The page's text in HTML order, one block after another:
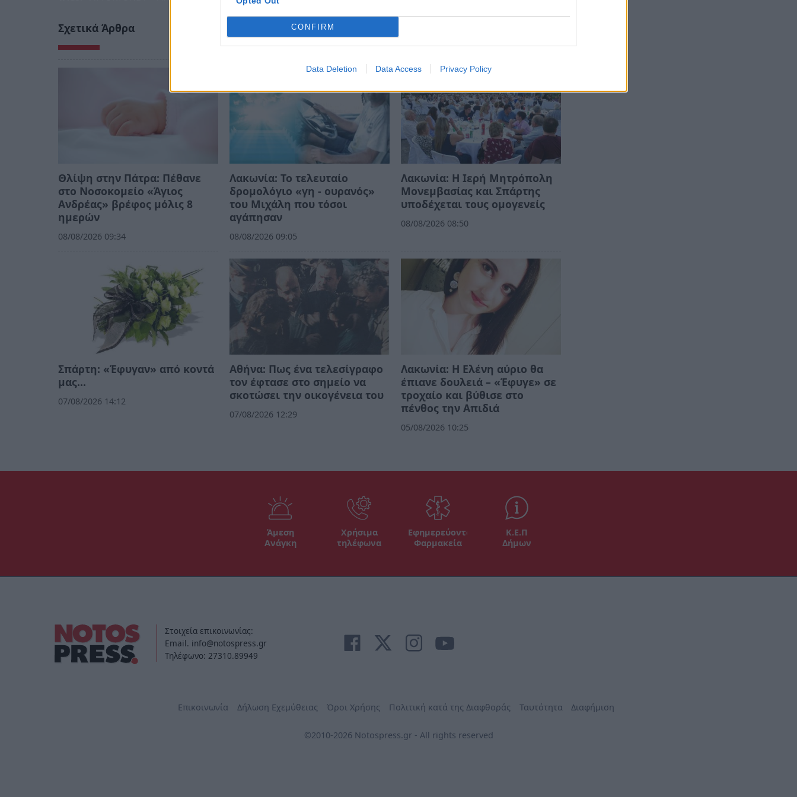
CONFIRM
Data Deletion Data Access Privacy Policy
Σχετικά Άρθρα
Θλίψη στην Πάτρα: Πέθανε
στο Νοσοκομείο «Άγιος
Ανδρέας» βρέφος μόλις 8
ημερών
08/08/2026 09:34
Λακωνία: Το τελευταίο
δρομολόγιο «γη - ουρανός»
του Μιχάλη που τόσοι
αγάπησαν
08/08/2026 09:05
Λακωνία: Η Ιερή Μητρόπολη
Μονεμβασίας και Σπάρτης
υποδέχεται τους ομογενείς
08/08/2026 08:50
Σπάρτη: «Έφυγαν» από κοντά
μας…
07/08/2026 14:12
Αθήνα: Πως ένα τελεσίγραφο
τον έφτασε στο σημείο να
σκοτώσει την οικογένεια του
07/08/2026 12:29
Λακωνία: Η Ελένη αύριο θα
έπιανε δουλειά – «Έφυγε» σε
τροχαίο και βύθισε στο
πένθος την Απιδιά
05/08/2026 10:25
Άμεση
Ανάγκη
Χρήσιμα
τηλέφωνα
Εφημερεύοντα
Φαρμακεία
Κ.Ε.Π
Δήμων
Στοιχεία επικοινωνίας:
Email. info@notospress.gr
Τηλέφωνο: 27310.89949
Επικοινωνία Δήλωση Εχεμύθειας Όροι Χρήσης Πολιτική κατά της Διαφθοράς Ταυτότητα Διαφήμιση
©2010-2026 Notospress.gr - All rights reserved